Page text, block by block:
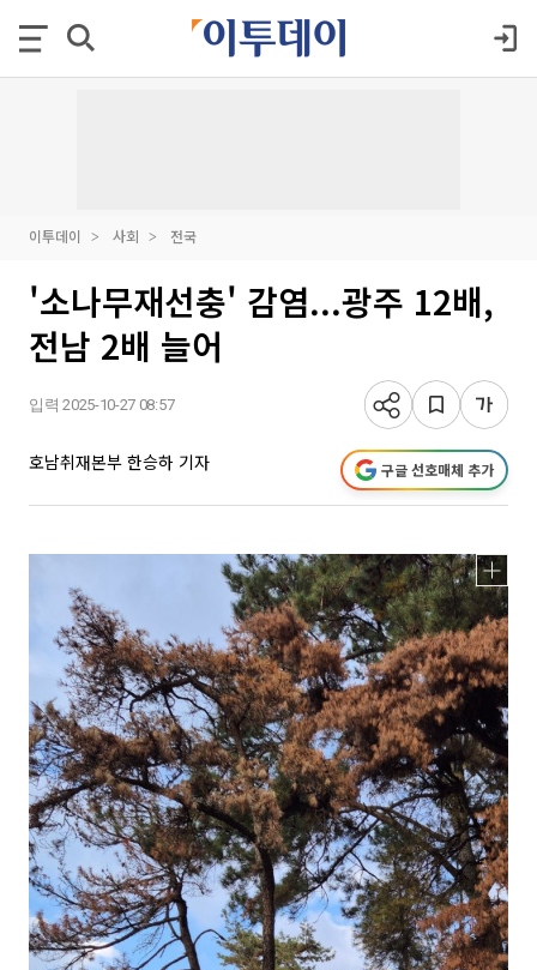
이투데이 사회 전국
'소나무재선충' 감염...광주 12배,
전남 2배 늘어
입력 2025-10-27 08:57
호남취재본부 한승하 기자 구글 선호매체 추가